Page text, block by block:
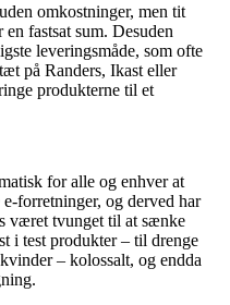
omkostninger, men tit
fastsat sum. Desuden
leveringsmåde, som ofte
på Randers, Ikast eller
produkterne til et
for alle og enhver at
forretninger, og derved har
været tvunget til at sænke
i test produkter – til drenge
– kolossalt, og endda